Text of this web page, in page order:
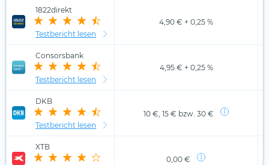
1822direkt
Testbericht lesen
4,90 € + 0,25 %
Consorsbank
Testbericht lesen
4,95 € + 0,25 %
DKB
Testbericht lesen
10 €, 15 € bzw. 30 €
XTB
0,00 €